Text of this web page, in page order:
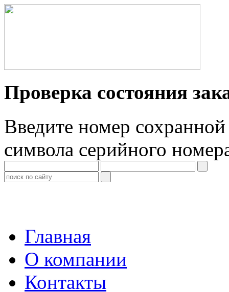
Проверка состояния
Введите номер
символа серийного
Главная
О компании
Контакты